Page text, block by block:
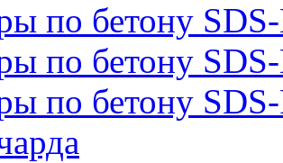
по бетону
по бетону
по бетону